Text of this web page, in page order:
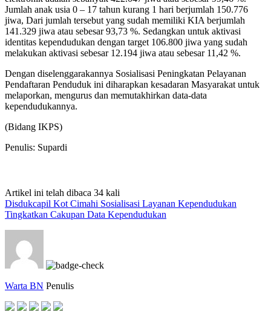
Jumlah anak usia 0 – 17 tahun kurang 1 hari berjumlah 150.776
jiwa, Dari jumlah tersebut yang sudah memiliki KIA berjumlah
141.329 jiwa atau sebesar 93,73 %. Sedangkan untuk aktivasi
identitas kependudukan dengan target 106.800 jiwa yang sudah
melakukan aktivasi sebesar 12.194 jiwa atau sebesar 11,42 %.
Dengan diselenggarakannya Sosialisasi Peningkatan Pelayanan
Pendaftaran Penduduk ini diharapkan kesadaran Masyarakat untuk
melaporkan, mengurus dan memutakhirkan data-data
kependudukannya.
(Bidang IKPS)
Penulis: Supardi
Artikel ini telah dibaca 34 kali
Disdukcapil Kot Cimahi Sosialisasi Layanan Kependudukan
Tingkatkan Cakupan Data Kependudukan
Warta BN Penulis